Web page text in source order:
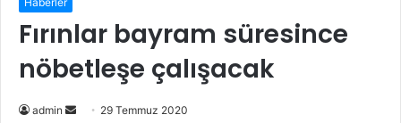
Fırınlar bayram süresince
nöbetleşe çalışacak
admin
Bir
29 Temmuz 2020